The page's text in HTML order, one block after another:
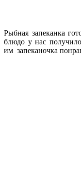
Рыбная запеканка
блюдо у нас
им запеканочка